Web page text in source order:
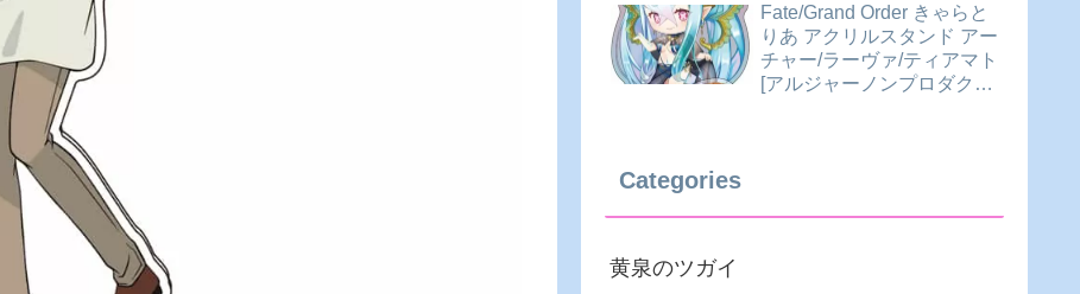
Fate/Grand Order きゃらと
りあ アクリルスタンド アー
チャー/ラーヴァ/ティアマト
[アルジャーノンプロダクト]
Categories
黄泉のツガイ